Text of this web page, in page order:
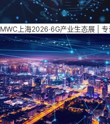
MWC上海2026·6G产业生态展 |